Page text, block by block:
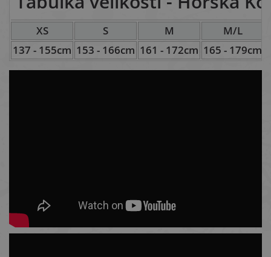
XS S M
M/L
137 - 155cm 153 - 166cm 161 - 172cm 165 - 179cm